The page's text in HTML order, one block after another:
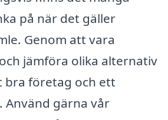
på när det gäller
Genom att vara
jämföra olika alternativ
bra företag och ett
gärna vår